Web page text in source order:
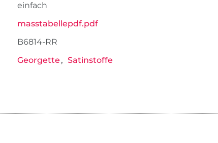
einfach
masstabellepdf.pdf
B6814-RR
Georgette Satinstoffe